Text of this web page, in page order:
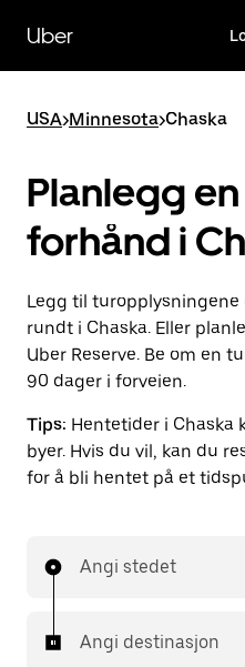
hovedinnholdet
Uber
USA>Minnesota>Chaska
Planlegg
forhånd i
Legg til
rundt i Chaska. Eller
Uber Reserve. Be om en
90 dager i forveien.
Tips: Hentetider i Chaska
byer. Hvis du vil, kan du
for å bli hentet på et
Angi stedet
Angi destinasjon